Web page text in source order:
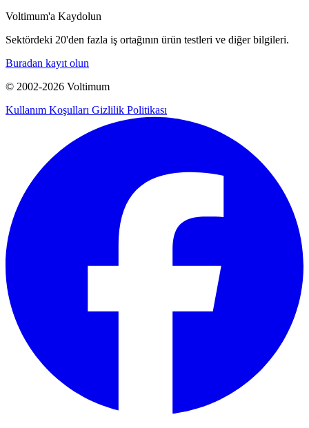
Voltimum'a Kaydolun
Sektördeki 20'den fazla iş ortağının ürün testleri ve diğer bilgileri.
Buradan kayıt olun
© 2002-2026 Voltimum
Kullanım Koşulları Gizlilik Politikası